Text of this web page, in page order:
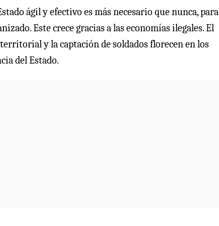
ágil y efectivo es más necesario que nunca, para
Este crece gracias a las economías ilegales. El
y la captación de soldados florecen en los
del Estado.